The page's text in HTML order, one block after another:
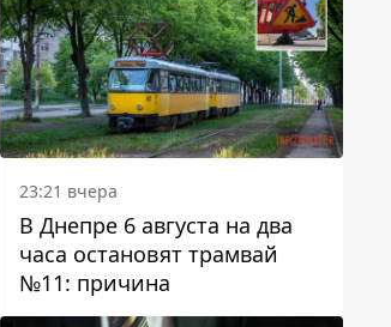
23:21 вчера
В Днепре 6 августа на два
часа остановят трамвай
№11: причина